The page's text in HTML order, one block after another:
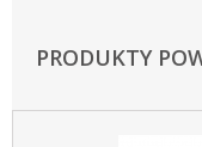
PRODUKTY